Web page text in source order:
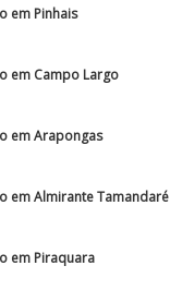
em Pinhais
em Campo Largo
em Arapongas
em Almirante Tamandaré
em Piraquara